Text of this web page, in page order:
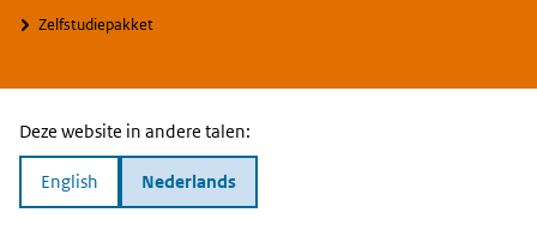
Zelfstudiepakket
Deze website in andere talen:
English Nederlands